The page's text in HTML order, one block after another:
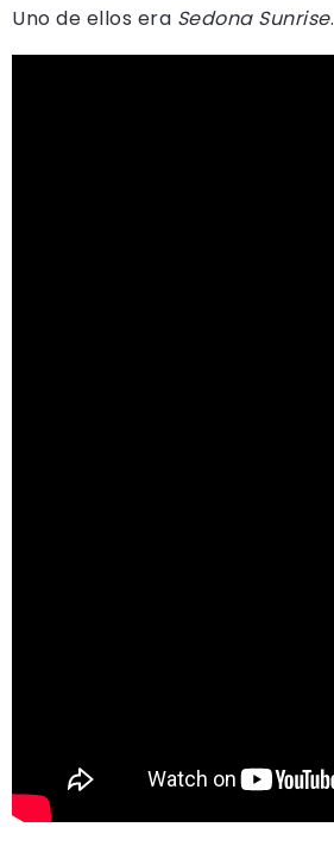
Uno de ellos era Sedona Sunrise.